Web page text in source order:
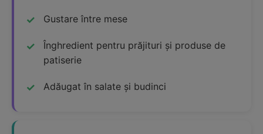
Gustare între mese
Înghredient pentru prăjituri și produse de
patiserie
Adăugat în salate și budinci